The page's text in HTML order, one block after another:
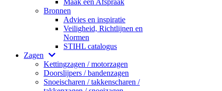
Maak een Afspraak
Bronnen
Advies en inspiratie
Veiligheid, Richtlijnen en
Normen
STIHL catalogus
Zagen
Kettingzagen / motorzagen
Doorslijpers / bandenzagen
Snoeischaren / takkenscharen /